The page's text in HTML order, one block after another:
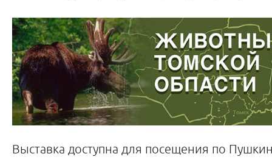
Выставка доступна для посещения по